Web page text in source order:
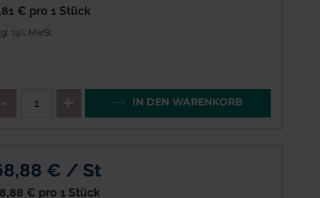
€ pro 1 Stück
19% MwSt.
QTY_CONTROL_DECREASE
IN DEN WARENKORB
€ / St
€ pro 1 Stück